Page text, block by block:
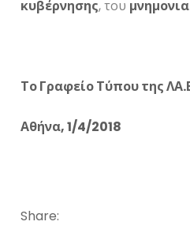
κυβέρνησης, του
Το Γραφείο Τύπου της
Αθήνα, 1/4/2018
Share: